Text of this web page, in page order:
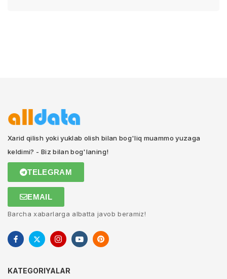
Xarid qilish yoki yuklab olish bilan bog'liq muammo yuzaga
keldimi? - Biz bilan bog'laning!
TELEGRAM
EMAIL
Barcha xabarlarga albatta javob beramiz!
KATEGORIYALAR